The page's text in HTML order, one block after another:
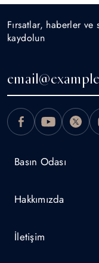
Basın Odası
Hakkımızda
İletişim
Fırsatlar, haberler
kaydolun